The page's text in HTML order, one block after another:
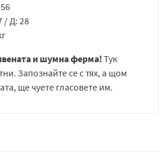
/ Д: 28
и шумна ферма! Тук
Запознайте се с тях, а щом
ще чуете гласовете им.